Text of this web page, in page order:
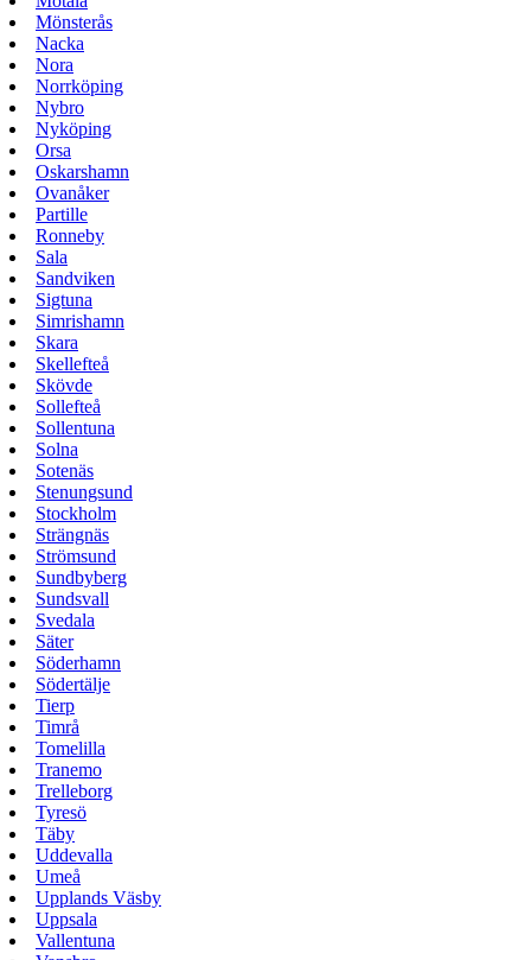
Mönsterås
Nacka
Nora
Norrköping
Nybro
Nyköping
Orsa
Oskarshamn
Ovanåker
Partille
Ronneby
Sala
Sandviken
Sigtuna
Simrishamn
Skara
Skellefteå
Skövde
Sollefteå
Sollentuna
Solna
Sotenäs
Stenungsund
Stockholm
Strängnäs
Strömsund
Sundbyberg
Sundsvall
Svedala
Säter
Söderhamn
Södertälje
Tierp
Timrå
Tomelilla
Tranemo
Trelleborg
Tyresö
Täby
Uddevalla
Umeå
Upplands Väsby
Uppsala
Vallentuna